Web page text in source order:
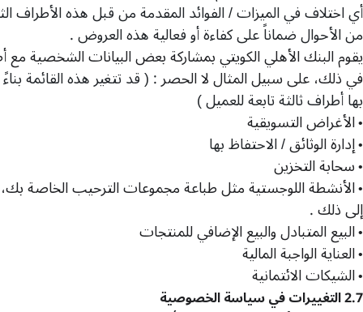
أي اختلاف في الميزات/الفوائد المقدمة من قبل هذه الأطراف
من الأحوال ضماناً على كفاءة أو فعالية هذه العروض.
يقوم البنك الأهلي الكويتي بمشاركة بعض البيانات الشخصية مع
في ذلك، على سبيل المثال لا الحصر: (قد تتغير هذه القائمة
بها أطراف ثالثة تابعة للعميل)
•الأغراض التسويقية
•إدارة الوثائق/الاحتفاظ بها
•سحابة التخزين
•الأنشطة اللوجستية مثل طباعة مجموعات الترحيب الخاصة
إلى ذلك.
•البيع المتبادل والبيع الإضافي للمنتجات
•العناية الواجبة المالية
•الشيكات الائتمانية
2.7التغييرات في سياسة الخصوصية